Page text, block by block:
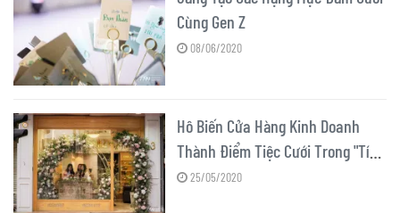
Cùng Gen Z
08/06/2020
Hô Biến Cửa Hàng Kinh Doanh
Thành Điểm Tiệc Cưới Trong "Tích
Tắc"25/05/2020